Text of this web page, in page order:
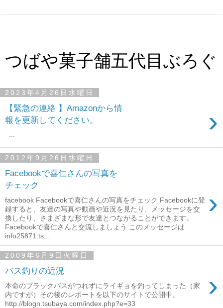
つばや菓子舗五代目ぶろぐ
2023年4月26日水曜日
【緊急の連絡 】Amazonから情
報を更新してください。
›
...
2012年9月26日水曜日
Facebookで喜仁さんの写真を
チェック
›
facebook Facebookで喜仁さんの写真をチェック Facebookに登
録すると、友達の写真や動画や近況を見たり、メッセージを交
換したり、さまざまな形で友達とつながることができます。
Facebookで喜仁さんと交流しましょう このメッセージは
info25871.ts...
2009年6月9日火曜日
バス釣りの近況 ›
本命のブラックバスがつれずにライギョを釣ってしまった（家
内ですが）その後のレポートを以下のサイトで公開中。
http://blogn.tsubaya.com/index.php?e=33